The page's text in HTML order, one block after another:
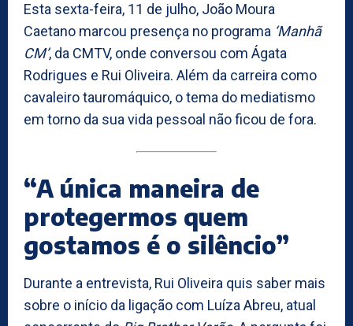
Esta sexta-feira, 11 de julho, João Moura
Caetano marcou presença no programa ‘Manhã
CM’, da CMTV, onde conversou com Ágata
Rodrigues e Rui Oliveira. Além da carreira como
cavaleiro tauromáquico, o tema do mediatismo
em torno da sua vida pessoal não ficou de fora.
“A única maneira de
protegermos quem
gostamos é o silêncio”
Durante a entrevista, Rui Oliveira quis saber mais
sobre o início da ligação com Luíza Abreu, atual